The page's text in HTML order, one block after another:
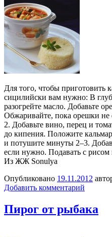
Для того, чтобы приготовить
сицилийски вам нужно: В
разогрейте масло. Добавьте
Обжаривайте, пока орешки
2. Добавьте вино, перец и
до кипения. Положите
и потушите минуты 2–3.
если нужно. Подавать с
Из ЖЖ Sonulya
Опубликовано 19.11.2012
Добавить комментарий
Пирог от рыбака